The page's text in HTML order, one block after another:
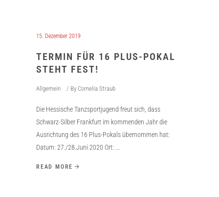
15. Dezember 2019
TERMIN FÜR 16 PLUS-POKAL
STEHT FEST!
Allgemein By Cornelia Straub
Die Hessische Tanzsportjugend freut sich, dass
Schwarz-Silber Frankfurt im kommenden Jahr die
Ausrichtung des 16 Plus-Pokals übernommen hat:
Datum: 27./28.Juni 2020 Ort:
READ MORE